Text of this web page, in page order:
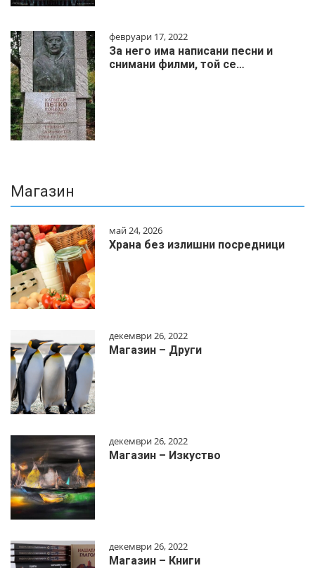
февруари 17, 2022
За него има написани песни и
снимани филми, той се…
Магазин
май 24, 2026
Храна без излишни посредници
декември 26, 2022
Магазин – Други
декември 26, 2022
Магазин – Изкуство
декември 26, 2022
Магазин – Книги